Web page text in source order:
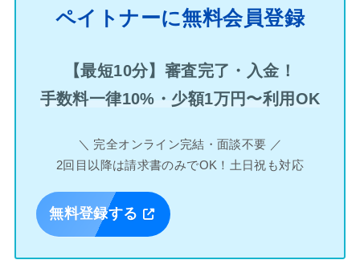
ペイトナーに無料会員登録
【最短10分】審査完了・入金！
手数料一律10%・少額1万円〜利用OK
＼ 完全オンライン完結・面談不要 ／
2回目以降は請求書のみでOK！土日祝も対応
無料登録する